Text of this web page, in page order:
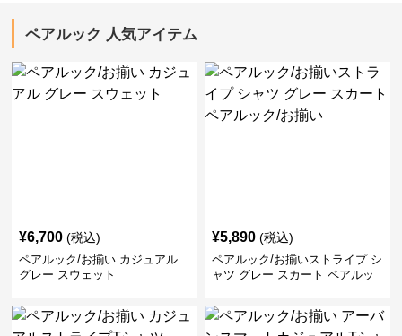
ペアルック 人気アイテム
¥6,700 (税込)
ペアルック/お揃い カジュアル
グレー スウェット
¥5,890 (税込)
ペアルック/お揃いストライプ シ
ャツ グレー スカート ペアルッ